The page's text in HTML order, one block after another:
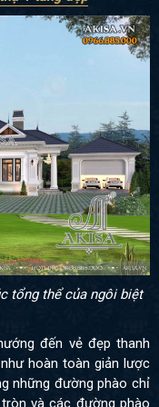
tổng thể của ngôi biệt
đến vẻ đẹp thanh
hoàn toàn giản lược
những đường phào chỉ
và các đường phào